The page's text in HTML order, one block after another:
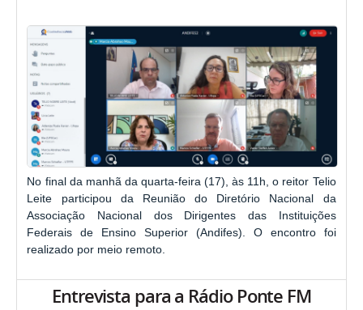
No final da manhã da quarta-feira (17), às 11h, o reitor Telio
Leite participou da Reunião do Diretório Nacional da
Associação Nacional dos Dirigentes das Instituições
Federais de Ensino Superior (Andifes). O encontro foi
realizado por meio remoto.
Entrevista para a Rádio Ponte FM